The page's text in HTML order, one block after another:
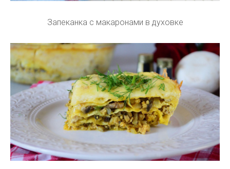
Запеканка с макаронами в духовке